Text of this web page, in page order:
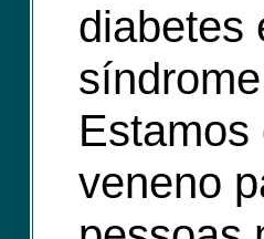
diabetes
Estamos
veneno